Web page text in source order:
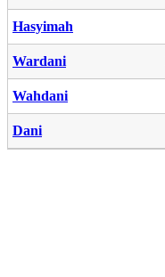
Hasyimah
Wardani
Wahdani
Dani